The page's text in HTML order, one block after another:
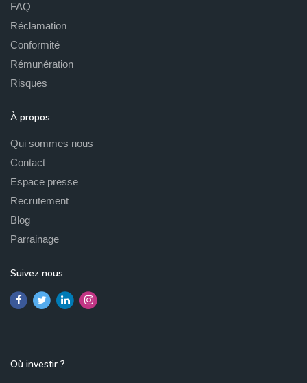
FAQ
Réclamation
Conformité
Rémunération
Risques
À propos
Qui sommes nous
Contact
Espace presse
Recrutement
Blog
Parrainage
Suivez nous
Où investir ?